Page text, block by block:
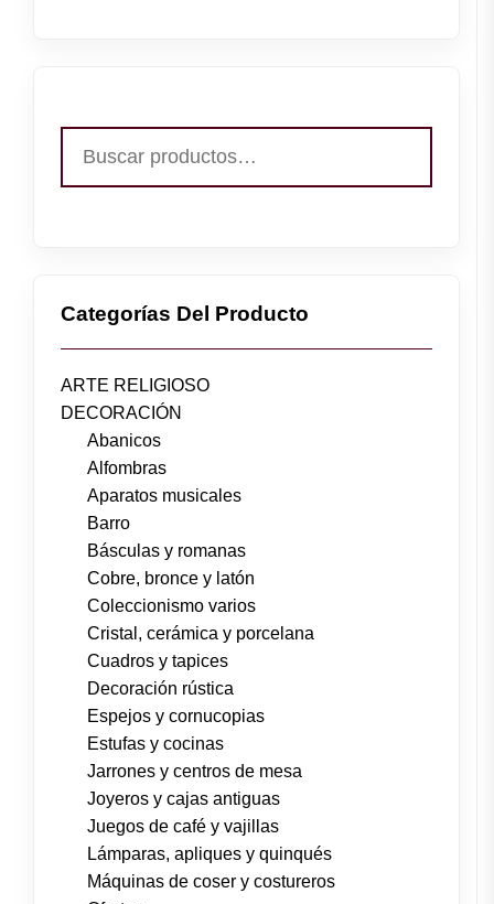
por:
Categorías Del Producto
ARTE RELIGIOSO
DECORACIÓN
Abanicos
Alfombras
Aparatos musicales
Barro
Básculas y romanas
Cobre, bronce y latón
Coleccionismo varios
Cristal, cerámica y porcelana
Cuadros y tapices
Decoración rústica
Espejos y cornucopias
Estufas y cocinas
Jarrones y centros de mesa
Joyeros y cajas antiguas
Juegos de café y vajillas
Lámparas, apliques y quinqués
Máquinas de coser y costureros